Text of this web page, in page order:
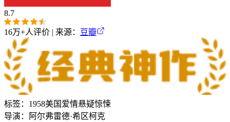
8.7
16万+人评价 | 来源： 豆瓣
标签： 1958美国 爱情悬疑惊悚
导演：
阿尔弗雷德·希区柯克